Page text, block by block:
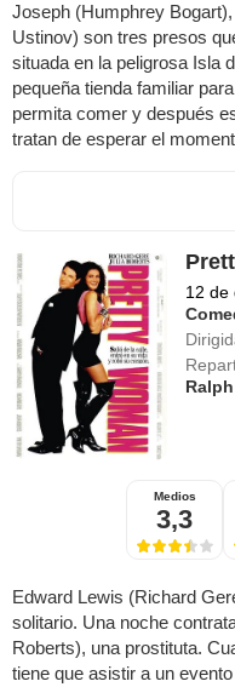
Joseph (Humphrey
Ustinov) son tres presos
situada en la peligrosa Isla
pequeña tienda familiar
permita comer y después
tratan de esperar el
12 de
Medios
3,3
Edward Lewis (Richard
solitario. Una noche
Roberts), una prostituta.
tiene que asistir a un